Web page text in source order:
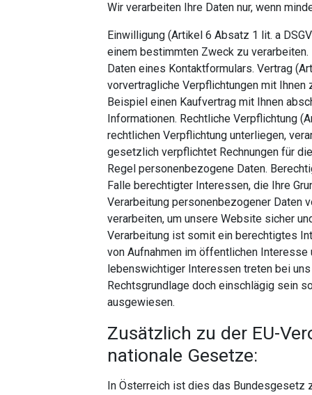
Wir verarbeiten Ihre Daten nur, wenn
Einwilligung (Artikel 6 Absatz 1 lit. a
einem bestimmten Zweck zu
Daten eines Kontaktformulars. Vertrag
vorvertragliche Verpflichtungen mit Ihnen
Beispiel einen Kaufvertrag mit Ihnen
Informationen. Rechtliche Verpflichtung
rechtlichen Verpflichtung unterliegen,
gesetzlich verpflichtet Rechnungen für
Regel personenbezogene Daten.
Falle berechtigter Interessen, die Ihre
Verarbeitung personenbezogener Daten
verarbeiten, um unsere Website sicher
Verarbeitung ist somit ein berechtigtes
von Aufnahmen im öffentlichen
lebenswichtiger Interessen treten bei
Rechtsgrundlage doch einschlägig sein
ausgewiesen.
Zusätzlich zu der EU-
nationale Gesetze:
In Österreich ist dies das Bundesgesetz